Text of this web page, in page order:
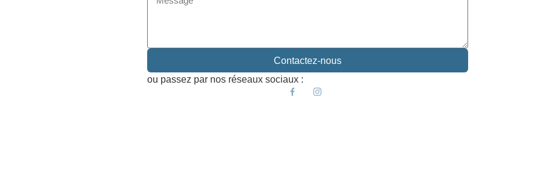
Contactez-nous
ou passez par nos réseaux sociaux :